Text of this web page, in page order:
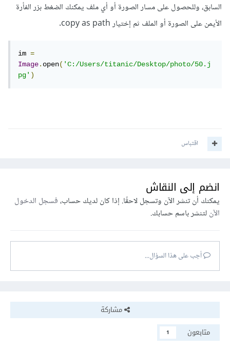
السابق، وللحصول على مسار الصورة أو أي ملف يمكنك الضغط بزر الفأرة
الأيمن على الصورة أو الملف ثم إختيار copy as path.
im =
Image.open('C:/Users/titanic/Desktop/photo/50.j
pg')
اقتباس
انضم إلى النقاش
يمكنك أن تنشر الآن وتسجل لاحقًا. إذا كان لديك حساب،فسجل الدخول
الآنلتنشر باسم حسابك.
أجب على هذا السؤال...
مشاركة
متابعون
1